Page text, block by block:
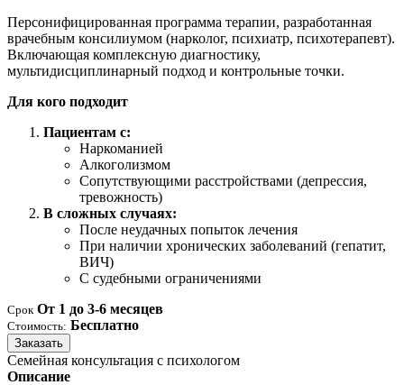
Персонифицированная программа терапии, разработанная
врачебным консилиумом (нарколог, психиатр, психотерапевт).
Включающая комплексную диагностику,
мультидисциплинарный подход и контрольные точки.
Для кого подходит
Пациентам с:
Наркоманией
Алкоголизмом
Сопутствующими расстройствами (депрессия,
тревожность)
В сложных случаях:
После неудачных попыток лечения
При наличии хронических заболеваний (гепатит,
ВИЧ)
С судебными ограничениями
Срок От 1 до 3-6 месяцев
Стоимость: Бесплатно
Заказать
Семейная консультация с психологом
Описание